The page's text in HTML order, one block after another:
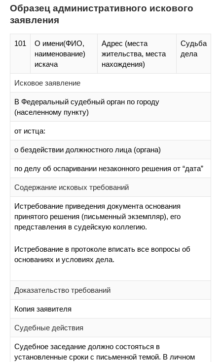
Образец административного искового
заявления
101
О имени(ФИО,
наименование)
искача
Адрес (места
жительства, места
нахождения)
Судьба
дела
Исковое заявление
В Федеральный судебный орган по городу
(населенному пункту)
от истца:
о бездействии должностного лица (органа)
по делу об оспаривании незаконного решения от “дата”
Содержание исковых требований
Истребование приведения документа основания
принятого решения (письменный экземпляр), его
представления в судейскую коллегию.
Истребование в протоколе вписать все вопросы об
основаниях и условиях дела.
Доказательство требований
Копия заявителя
Судебные действия
Судебное заседание должно состояться в
установленные сроки с письменной темой. В личном